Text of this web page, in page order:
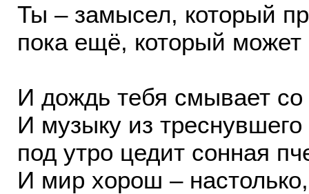
Ты – замысел, который
пока ещё, который может
И дождь тебя смывает со
И музыку из
под утро цедит сонная
И мир хорош –